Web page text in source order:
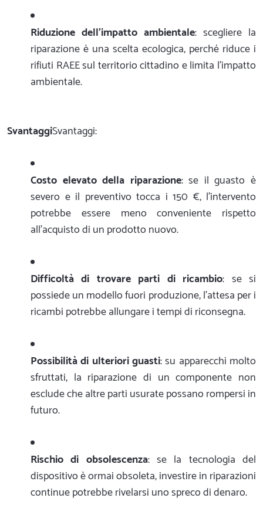
Riduzione dell'impatto ambientale: scegliere la
riparazione è una scelta ecologica, perché riduce i
rifiuti RAEE sul territorio cittadino e limita l'impatto
ambientale.
SvantaggiSvantaggi:
Costo elevato della riparazione: se il guasto è
severo e il preventivo tocca i 150 €, l'intervento
potrebbe essere meno conveniente rispetto
all'acquisto di un prodotto nuovo.
Difficoltà di trovare parti di ricambio: se si
possiede un modello fuori produzione, l'attesa per i
ricambi potrebbe allungare i tempi di riconsegna.
Possibilità di ulteriori guasti: su apparecchi molto
sfruttati, la riparazione di un componente non
esclude che altre parti usurate possano rompersi in
futuro.
Rischio di obsolescenza: se la tecnologia del
dispositivo è ormai obsoleta, investire in riparazioni
continue potrebbe rivelarsi uno spreco di denaro.